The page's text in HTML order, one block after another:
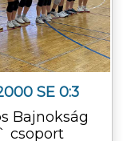
SE 0:3
Bajnokság
csoport